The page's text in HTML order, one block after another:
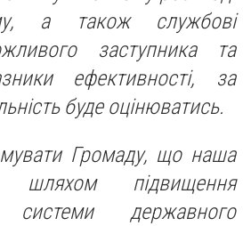
а також службові
заступника та
ефективності, за
буде оцінюватись.
Громаду, що наша
підвищення
системи державного